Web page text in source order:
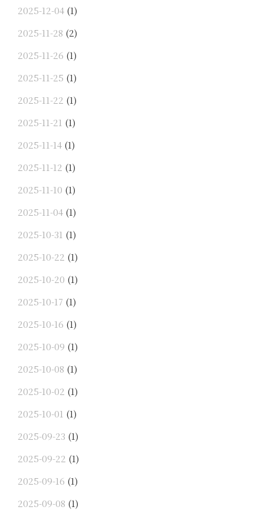
2025-12-04 (1)
2025-11-28 (2)
2025-11-26 (1)
2025-11-25 (1)
2025-11-22 (1)
2025-11-21 (1)
2025-11-14 (1)
2025-11-12 (1)
2025-11-10 (1)
2025-11-04 (1)
2025-10-31 (1)
2025-10-22 (1)
2025-10-20 (1)
2025-10-17 (1)
2025-10-16 (1)
2025-10-09 (1)
2025-10-08 (1)
2025-10-02 (1)
2025-10-01 (1)
2025-09-23 (1)
2025-09-22 (1)
2025-09-16 (1)
2025-09-08 (1)